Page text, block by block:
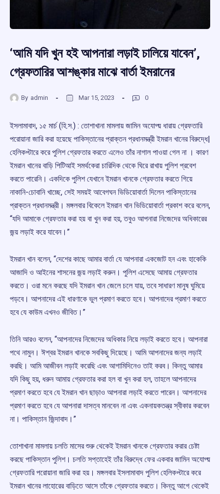
‘আমি যদি খুন হই আপনারা লড়াই চালিয়ে যাবেন’,
গ্রেফতারির আশঙ্কার মাঝে বার্তা ইমরানের
By admin Mar 15, 2023 0
ইসলামাবাদ, ১৫ মার্চ (হি.স.) : তোশাখানা মামলায় জামিন অযোগ্য় ধারায় গ্রেফতারি
পরোয়ানা জারি করা হয়েছে পাকিস্তানের প্রাক্তন প্রধানমন্ত্রী ইমরান খানের বিরুদ্ধে|
হেলিকপ্টারে করে পুলিশ গ্রেফতার করতে এলেও তাঁর নাগাল পাওয়া গেল না । কারণ
ইমরান খানের বাড়ি পিটিআই সমর্থকেরা চারিদিক থেকে ঘিরে রাখায় পুলিশ প্রবেশ
করতে পারেনি। একদিকে পুলিশ যেখানে ইমরান খানকে গ্রেফতার করতে গিয়ে
নাকানি-চোবানি খাচ্ছে, সেই সময়ই আবেগঘন ভিডিয়োবার্তা দিলেন পাকিস্তানের
প্রাক্তন প্রধানমন্ত্রী। মঙ্গলবার বিকেলে ইমরান খান ভিডিয়োবার্তা প্রকাশ করে বলেন,
“যদি আমাকে গ্রেফতার করা হয় বা খুন করা হয়, তবুও আপনারা নিজেদের অধিকারের
জন্য় লড়াই করে যাবেন।”
ইমরান খান বলেন, “দেশের কাছে আমার বার্তা যে আপনারা একজোট হন এবং হাকেকি
আজাদি ও আইনের শাসনের জন্য় লড়াই করুন। পুলিশ এসেছে আমায় গ্রেফতার
করতে। ওরা মনে করছে যদি ইমরান খান জেলে চলে যায়, তবে সাধারণ মানুষ ঘুমিয়ে
পড়বে। আপনাদের এই ধারণাকে ভুল প্রমাণ করতে হবে। আপনাদের প্রমাণ করতে
হবে যে কাউম এখনও জীবিত।”
তিনি আরও বলেন, “আপনাদের নিজেদের অধিকার নিয়ে লড়াই করতে হবে। আপনারা
পথে নামুন। ঈশ্বর ইমরান খানকে সবকিছু দিয়েছে। আমি আপনাদের জন্য লড়াই
করছি। আমি আজীবন লড়াই করেছি এবং আগামিদিনেও তাই করব। কিন্তু আমার
যদি কিছু হয়, ধরুন আমায় গ্রেফতার করা হল বা খুন করা হল, তাহলে আপনাদের
প্রমাণ করতে হবে যে ইমরান খান ছাড়াও আপনারা লড়াই করতে পারেন। আপনাদের
প্রমাণ করতে হবে যে আপনারা দাসত্ব মানবেন না এবং একনায়কতন্ত্র স্বীকার করবেন
না। পাকিস্তান জিন্দাবাদ।”
তোশাখানা মামলায় চলতি মাসের শুরু থেকেই ইমরান খানকে গ্রেফতার করার চেষ্টা
করছে পাকিস্তান পুলিশ। চলতি সপ্তাহেই তাঁর বিরুদ্ধে ফের একবার জামিন অযোগ্য়
গ্রেফতারি পরোয়ানা জারি করা হয়। মঙ্গলবার ইসলামাবাদ পুলিশ হেলিকপ্টারে করে
ইমরান খানের লাহোরের বাড়িতে আসে তাঁকে গ্রেফতার করতে। কিন্তু আগে থেকেই